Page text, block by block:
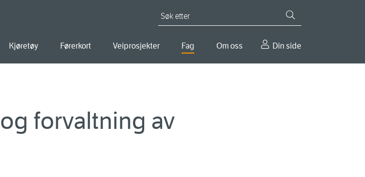
Kjøretøy Førerkort Veiprosjekter Fag Om oss Din side
forvaltning av